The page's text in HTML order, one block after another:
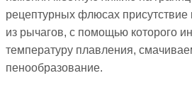
рецептурных флюсах присутствие
из рычагов, с помощью которого
температуру плавления,
пенообразование.